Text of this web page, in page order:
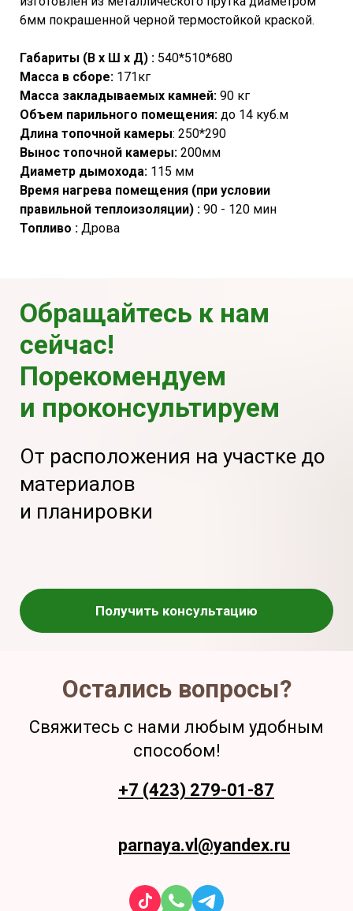
6мм покрашенной черной термостойкой краской.
Габариты (В х Ш х Д) : 540*510*680
Масса в сборе: 171кг
Масса закладываемых камней: 90 кг
Объем парильного помещения: до 14 куб.м
Длина топочной камеры: 250*290
Вынос топочной камеры: 200мм
Диаметр дымохода: 115 мм
Время нагрева помещения (при условии
правильной теплоизоляции) : 90 - 120 мин
Топливо : Дрова
Обращайтесь к нам
сейчас!
Порекомендуем
и проконсультируем
От расположения на участке до
материалов
и планировки
Получить консультацию
Остались вопросы?
Свяжитесь с нами любым удобным
способом!
+7 (423) 279-01-87
parnaya.vl@yandex.ru